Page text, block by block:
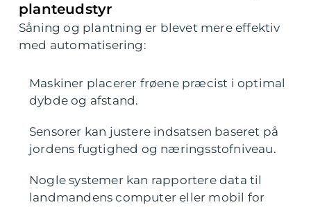
planteudstyr
Såning og plantning er blevet mere effektiv
med automatisering:
Maskiner placerer frøene præcist i optimal
dybde og afstand.
Sensorer kan justere indsatsen baseret på
jordens fugtighed og næringsstofniveau.
Nogle systemer kan rapportere data til
landmandens computer eller mobil for